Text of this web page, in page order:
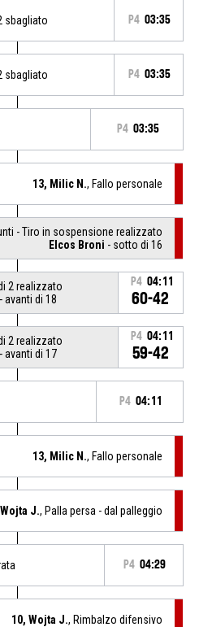
sbagliato P4 03:35
sbagliato P4 03:35
P4 03:35
13, Milic N., Fallo personale
- Tiro in sospensione realizzato
Elcos Broni - sotto di 16
2 realizzato
- avanti di 18
P4 04:11
60-42
2 realizzato
- avanti di 17
P4 04:11
59-42
P4 04:11
13, Milic N., Fallo personale
J., Palla persa - dal palleggio
P4 04:29
10, Wojta J., Rimbalzo difensivo